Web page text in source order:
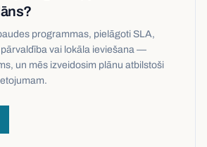
programmas, pielāgoti SLA,
vai lokāla ieviešana —
un mēs izveidosim plānu atbilstoši